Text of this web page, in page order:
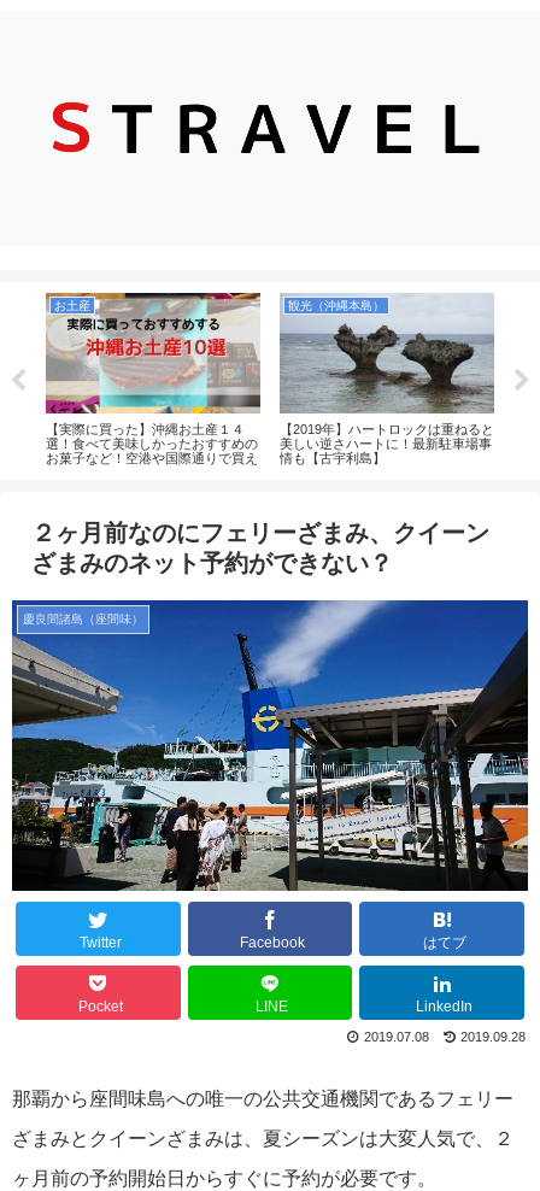
お土産
【実際に買った】沖縄お土産１４
選！食べて美味しかったおすすめの
お菓子など！空港や国際通りで買え
観光（沖縄本島）
【2019年】ハートロックは重ねると
美しい逆さハートに！最新駐車場事
情も【古宇利島】
２ヶ月前なのにフェリーざまみ、クイーン
ざまみのネット予約ができない？
慶良間諸島（座間味）
Twitter Facebook はてブ
Pocket LINE LinkedIn
2019.09.28
2019.07.08
那覇から座間味島への唯一の公共交通機関であるフェリー
ざまみとクイーンざまみは、夏シーズンは大変人気で、２
ヶ月前の予約開始日からすぐに予約が必要です。